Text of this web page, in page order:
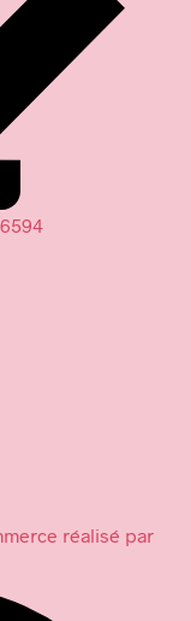
réalisé par